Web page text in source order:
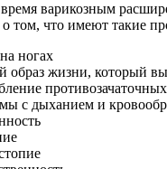
варикозным
том, что имеют такие
ногах
образ жизни, который
с дыханием и